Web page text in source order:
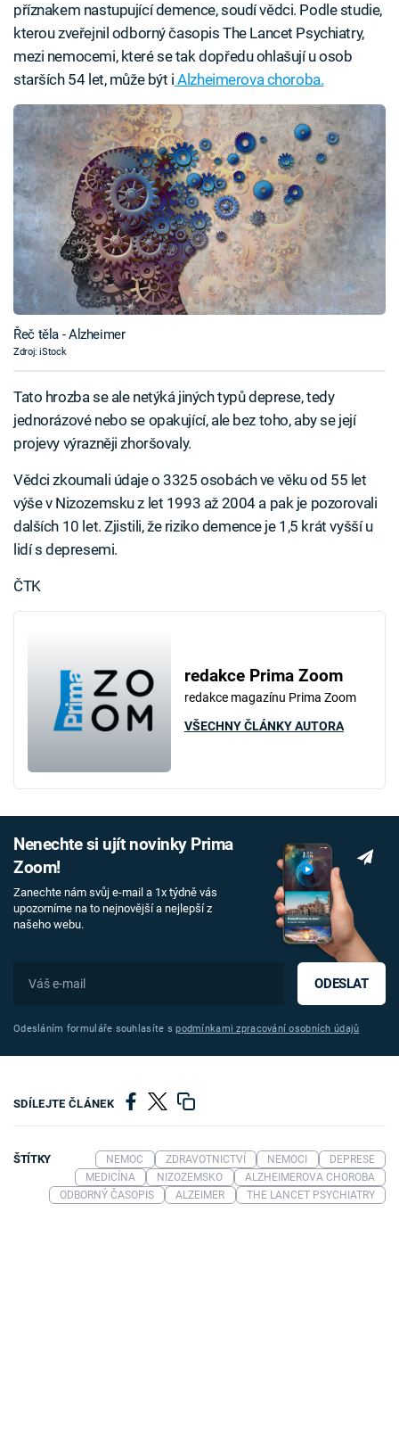
příznakem nastupující demence, soudí vědci. Podle studie,
kterou zveřejnil odborný časopis The Lancet Psychiatry,
mezi nemocemi, které se tak dopředu ohlašují u osob
starších 54 let, může být i Alzheimerova choroba.
Řeč těla - Alzheimer
Zdroj: iStock
Tato hrozba se ale netýká jiných typů deprese, tedy
jednorázové nebo se opakující, ale bez toho, aby se její
projevy výrazněji zhoršovaly.
Vědci zkoumali údaje o 3325 osobách ve věku od 55 let
výše v Nizozemsku z let 1993 až 2004 a pak je pozorovali
dalších 10 let. Zjistili, že riziko demence je 1,5 krát vyšší u
lidí s depresemi.
ČTK
redakce Prima Zoom
redakce magazínu Prima Zoom
VŠECHNY ČLÁNKY AUTORA
Nenechte si ujít novinky Prima
Zoom!
Zanechte nám svůj e-mail a 1x týdně vás
upozorníme na to nejnovější a nejlepší z
našeho webu.
ODESLAT
Odesláním formuláře souhlasíte spodmínkami zpracování osobních údajů
SDÍLEJTE ČLÁNEK
ŠTÍTKY NEMOC ZDRAVOTNICTVÍ NEMOCI
DEPRESE
MEDICÍNA
NIZOZEMSKO
ALZHEIMEROVA CHOROBA
ODBORNÝ ČASOPIS
ALZEIMER THE LANCET PSYCHIATRY